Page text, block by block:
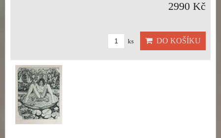
2990 Kč
ks DO KOŠÍKU